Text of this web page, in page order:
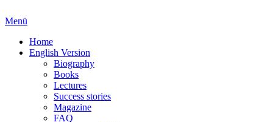
Menü
Home
English Version
Biography
Books
Lectures
Success stories
Magazine
FAQ